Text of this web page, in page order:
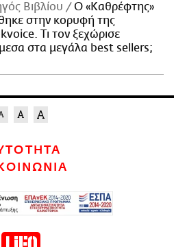
Βιβλίου
Ο «Καθρέφτης»
στην κορυφή της
Τι τον ξεχώρισε
στα μεγάλα best sellers;